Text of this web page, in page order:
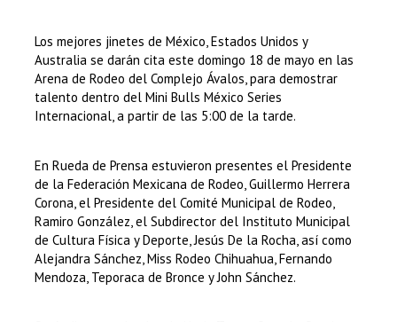
Los mejores jinetes de México, Estados Unidos y
Australia se darán cita este domingo 18 de mayo en las
Arena de Rodeo del Complejo Ávalos, para demostrar
talento dentro del Mini Bulls México Series
Internacional, a partir de las 5:00 de la tarde.
En Rueda de Prensa estuvieron presentes el Presidente
de la Federación Mexicana de Rodeo, Guillermo Herrera
Corona, el Presidente del Comité Municipal de Rodeo,
Ramiro González, el Subdirector del Instituto Municipal
de Cultura Física y Deporte, Jesús De la Rocha, así como
Alejandra Sánchez, Miss Rodeo Chihuahua, Fernando
Mendoza, Teporaca de Bronce y John Sánchez.